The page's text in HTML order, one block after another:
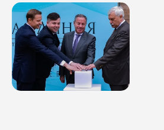
И МЫ РАССЧИТАЕМ ВАШУ
РЕКЛАМНУЮ КАМПАНИЮ
ОСТАВЬТЕ ЗАЯВКУ
Или свяжитесь с нами в